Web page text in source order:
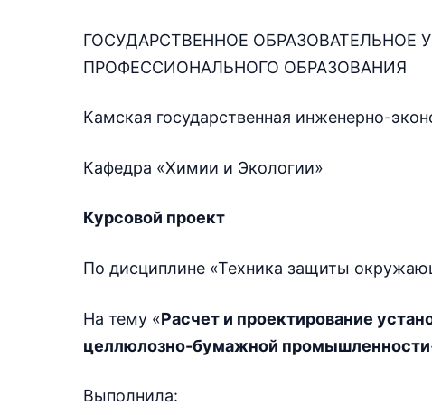
ГОСУДАРСТВЕННОЕ ОБРАЗОВАТЕЛЬНОЕ
ПРОФЕССИОНАЛЬНОГО ОБРАЗОВАНИЯ
Камская государственная инженерно-
Кафедра «Химии и Экологии»
Курсовой проект
По дисциплине «Техника защиты
На тему «Расчет и проектирование
целлюлозно-бумажной промышленности
Выполнила: